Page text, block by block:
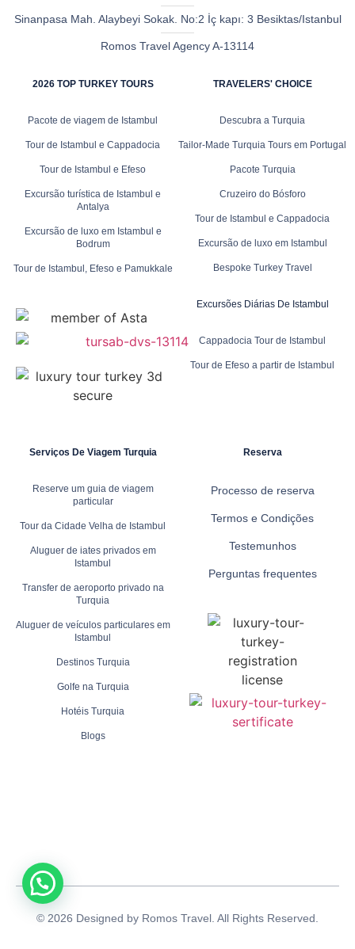
Sinanpasa Mah. Alaybeyi Sokak. No:2 İç kapı: 3 Besiktas/Istanbul
Romos Travel Agency A-13114
2026 TOP TURKEY TOURS
Pacote de viagem de Istambul
Tour de Istambul e Cappadocia
Tour de Istambul e Efeso
Excursão turística de Istambul e
Antalya
Excursão de luxo em Istambul e
Bodrum
Tour de Istambul, Efeso e Pamukkale
TRAVELERS' CHOICE
Descubra a Turquia
Tailor-Made Turquia Tours em Portugal
Pacote Turquia
Cruzeiro do Bósforo
Tour de Istambul e Cappadocia
Excursão de luxo em Istambul
Bespoke Turkey Travel
Excursões Diárias De Istambul
Cappadocia Tour de Istambul
Tour de Efeso a partir de Istambul
Serviços De Viagem Turquia
Reserve um guia de viagem
particular
Tour da Cidade Velha de Istambul
Aluguer de iates privados em
Istambul
Transfer de aeroporto privado na
Turquia
Aluguer de veículos particulares em
Istambul
Destinos Turquia
Golfe na Turquia
Hotéis Turquia
Blogs
Reserva
Processo de reserva
Termos e Condições
Testemunhos
Perguntas frequentes
© 2026 Designed by Romos Travel. All Rights Reserved.